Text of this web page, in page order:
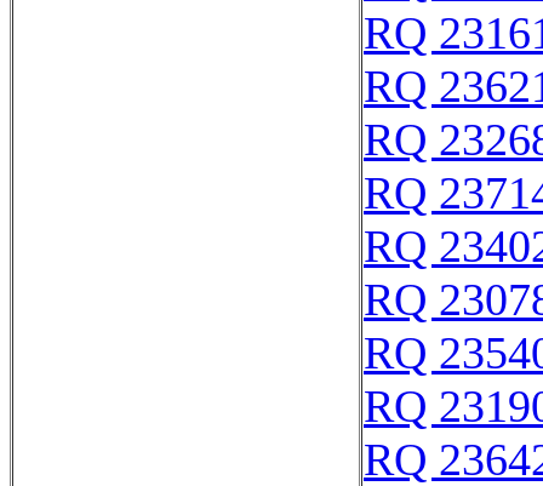
RQ
RQ
RQ
RQ
RQ
RQ
RQ
RQ
RQ